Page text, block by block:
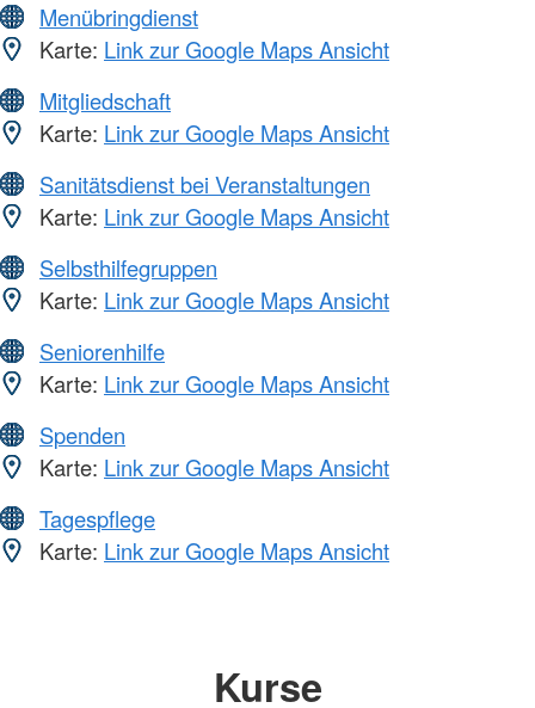
Menübringdienst
Karte: Link zur Google Maps Ansicht
Mitgliedschaft
Karte: Link zur Google Maps Ansicht
Sanitätsdienst bei Veranstaltungen
Karte: Link zur Google Maps Ansicht
Selbsthilfegruppen
Karte: Link zur Google Maps Ansicht
Seniorenhilfe
Karte: Link zur Google Maps Ansicht
Spenden
Karte: Link zur Google Maps Ansicht
Tagespflege
Karte: Link zur Google Maps Ansicht
Kurse